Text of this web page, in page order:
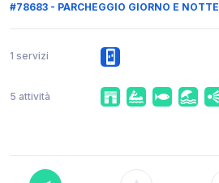
#78683 - PARCHEGGIO GIORNO E NOTTE
1 servizi
5 attività